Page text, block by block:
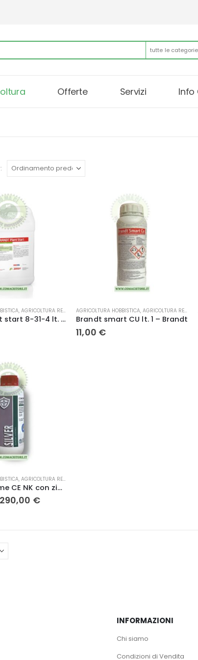
tutte le categorie
Offerte Servizi Info
, AGRICOLTURA RESIDUO ZERO
Brandt plant start 8-31-4 lt. 10 – Brandt
AGRICOLTURA HOBBISTICA,AGRICOLTURA RESIDUO ZERO
Brandt smart CU lt. 1 – Brandt
11,00 €
, AGRICOLTURA RESIDUO ZERO
Silver concime CE NK con zinco 11,5-5
290,00 €Fascia
INFORMAZIONI
Chi siamo
Condizioni di Vendita